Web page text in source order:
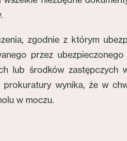
zgodnie z którym
przez
lub środków zastępczych
prokuratury wynika, że w
w moczu.